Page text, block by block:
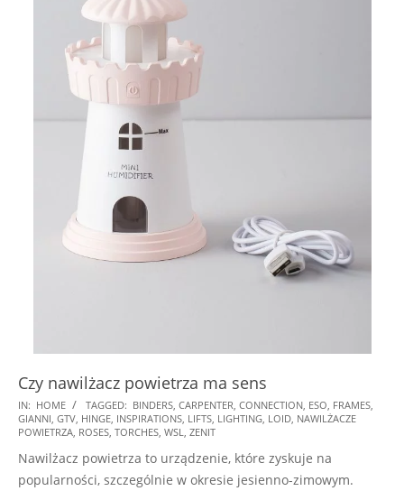
Czy nawilżacz powietrza ma sens
2024-
11-
IN: HOME TAGGED: BINDERS CARPENTER CONNECTION ESO FRAMES
GIANNI GTV HINGE INSPIRATIONS LIFTS LIGHTING LOID NAWILŻACZE
POWIETRZA ROSES TORCHES WSL ZENIT
Nawilżacz powietrza to urządzenie, które zyskuje na
popularności, szczególnie w okresie jesienno-zimowym.